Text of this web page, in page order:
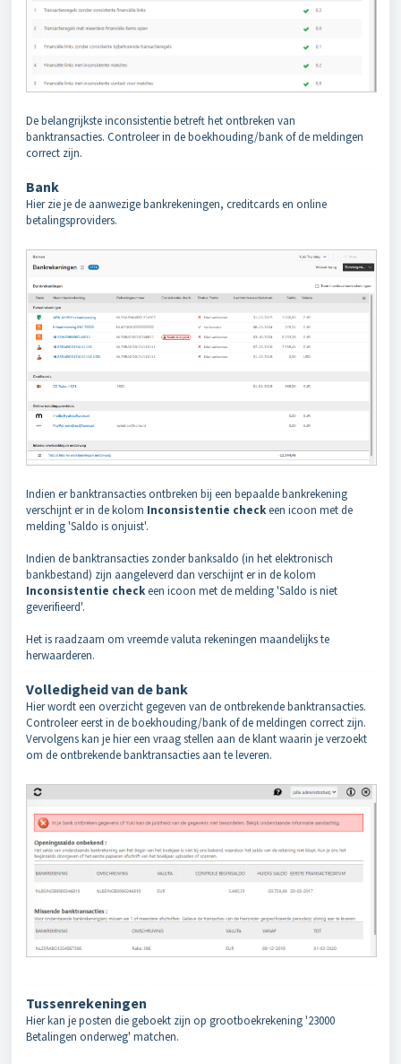
De belangrijkste inconsistentie betreft het ontbreken van
banktransacties. Controleer in de boekhouding/bank of de meldingen
correct zijn.
Bank
Hier zie je de aanwezige bankrekeningen, creditcards en online
betalingsproviders.
Indien er banktransacties ontbreken bij een bepaalde bankrekening
verschijnt er in de kolom Inconsistentie checkeen icoon met de
melding 'Saldo is onjuist'.
Indien de banktransacties zonder banksaldo (in het elektronisch
bankbestand) zijn aangeleverd dan verschijnt er in de kolom
Inconsistentie checkeen icoon met de melding 'Saldo is niet
geverifieerd'.
Het is raadzaam om vreemde valuta rekeningen maandelijks te
herwaarderen.
Volledigheid van de bank
Hier wordt een overzicht gegeven van de ontbrekende banktransacties.
Controleer eerst in de boekhouding/bank of de meldingen correct zijn.
Vervolgens kan je hier een vraag stellen aan de klant waarin je verzoekt
om de ontbrekende banktransacties aan te leveren.
Tussenrekeningen
Hier kan je posten die geboekt zijn op grootboekrekening '23000
Betalingen onderweg' matchen.